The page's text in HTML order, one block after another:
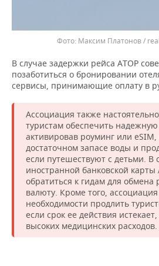
Максим Платонов /
В случае задержки рейса АТОР
позаботиться о бронировании
сервисы, принимающие оплату в
Ассоциация также
туристам обеспечить
активировав роуминг или eSIM,
достаточном запасе воды и
если путешествуют с детьми. В
иностранной банковской карты
обратиться к гидам для обмена
валюту. Кроме того,
необходимости продлить
если срок ее действия
высоких медицинских расходов.